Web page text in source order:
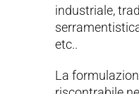
industriale,
etc..
La